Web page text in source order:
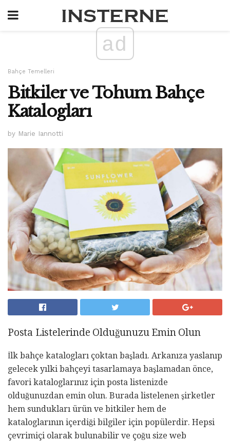
ad
Bahçe Temelleri
Bitkiler ve Tohum Bahçe
Katalogları
by Marie Iannotti
Posta Listelerinde Olduğunuzu Emin Olun
İlk bahçe katalogları çoktan başladı. Arkanıza yaslanıp
gelecek yılki bahçeyi tasarlamaya başlamadan önce,
favori kataloglarınız için posta listenizde
olduğunuzdan emin olun. Burada listelenen şirketler
hem sundukları ürün ve bitkiler hem de
kataloglarının içerdiği bilgiler için popülerdir. Hepsi
çevrimiçi olarak bulunabilir ve çoğu size web